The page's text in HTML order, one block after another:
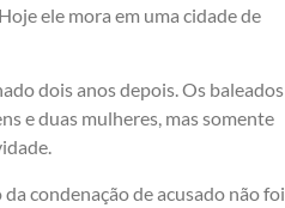
ele mora em uma cidade de
dois anos depois. Os baleados
e duas mulheres, mas somente
condenação de acusado não foi